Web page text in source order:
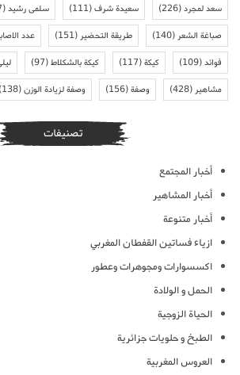
سعد لمجرد(226) سعيدة شرف(111) سلمى رشيد(167)
صباغة الشعر(140) طريقة التحضير(151) عدد
فوائد(109) كيكة(117) كيكة بالشكلاط(97)
مشاهير(428) وصفة(156) وصفة لزيادة الوزن(138)
تصنيفات
أخبار المجتمع
أخبار المشاهير
أخبار متنوعة
ازياء فساتين القفطان المغربي
اكسسوارات ومجوهرات وعطور
الحمل و الولادة
الحياة الزوجية
الطبخ و حلويات جزائرية
العروس المغربية